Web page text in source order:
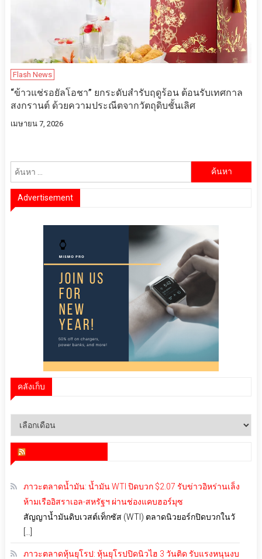
Flash News
“ข้าวแช่รอยัลโอชา” ยกระดับสำรับฤดูร้อน ต้อนรับเทศกาล
สงกรานต์ ด้วยความประณีตจากวัตถุดิบชั้นเลิศ
เมษายน 7, 2026
Advertisement
คลังเก็บ
คลัง
ภาวะตลาดน้ำมัน: น้ำมัน WTI ปิดบวก $2.07 รับข่าวอิหร่านเล็ง
ห้ามเรืออิสราเอล-สหรัฐฯ ผ่านช่องแคบฮอร์มุซ
สัญญาน้ำมันดิบเวสต์เท็กซัส (WTI) ตลาดนิวยอร์กปิดบวกในวั
ภาวะตลาดหุ้นยุโรป: หุ้นยุโรปปิดนิวไฮ 3 วันติด รับแรงหนุนงบ